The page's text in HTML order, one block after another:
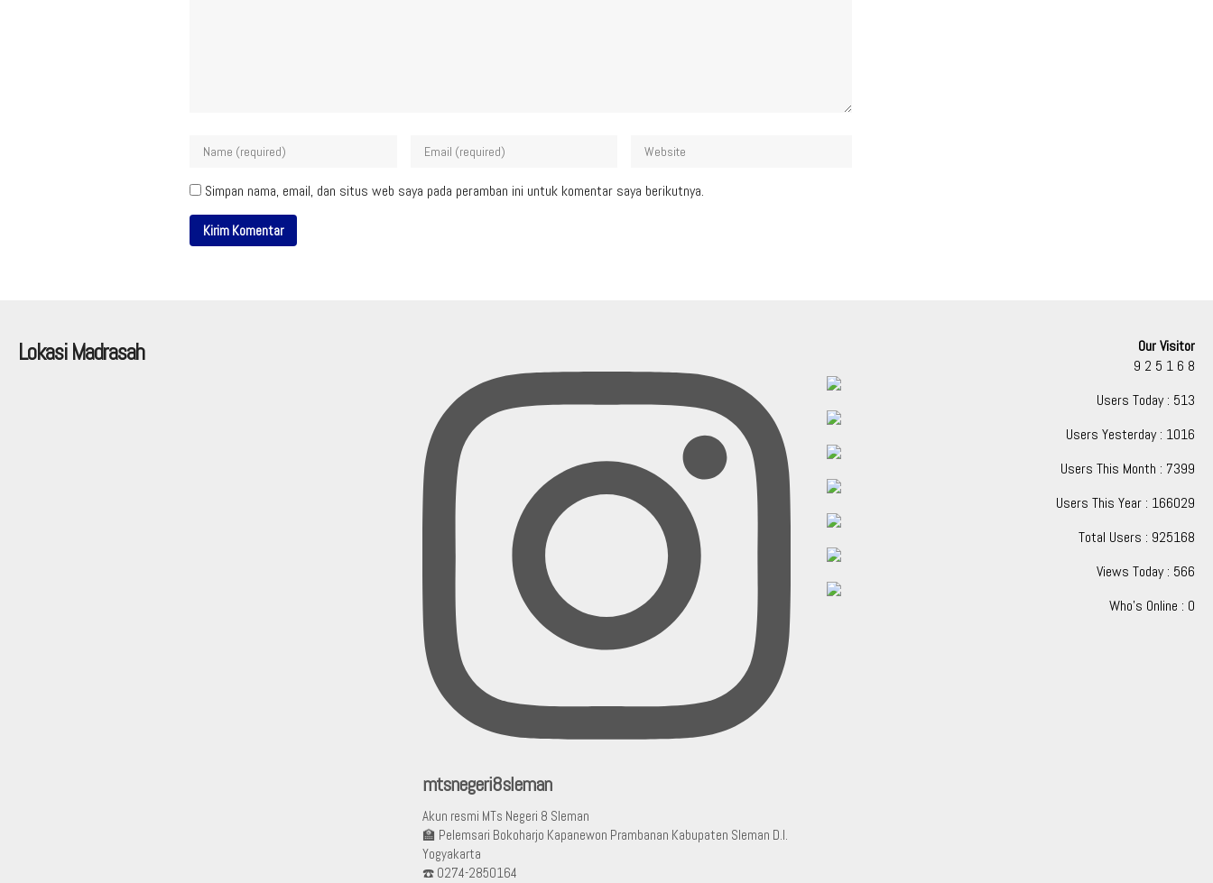
Simpan nama, email, dan situs web saya pada peramban ini untuk komentar saya berikutnya.
Lokasi Madrasah
mtsnegeri8sleman
Akun resmi MTs Negeri 8 Sleman
🏫 Pelemsari Bokoharjo Kapanewon Prambanan Kabupaten Sleman D.I.
Yogyakarta
☎️ 0274-2850164
Our Visitor
9 2 5 1 6 8
Users Today : 513
Users Yesterday : 1016
Users This Month : 7399
Users This Year : 166029
Total Users : 925168
Views Today : 566
Who's Online : 0